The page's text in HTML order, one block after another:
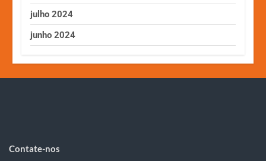
julho 2024
junho 2024
Contate-nos